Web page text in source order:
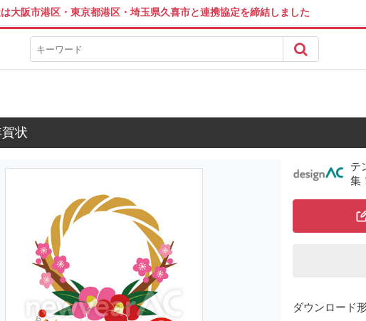
大阪市港区・東京都港区・埼玉県久喜市と連携協定を締結しました
状
テ
集
ダウンロード